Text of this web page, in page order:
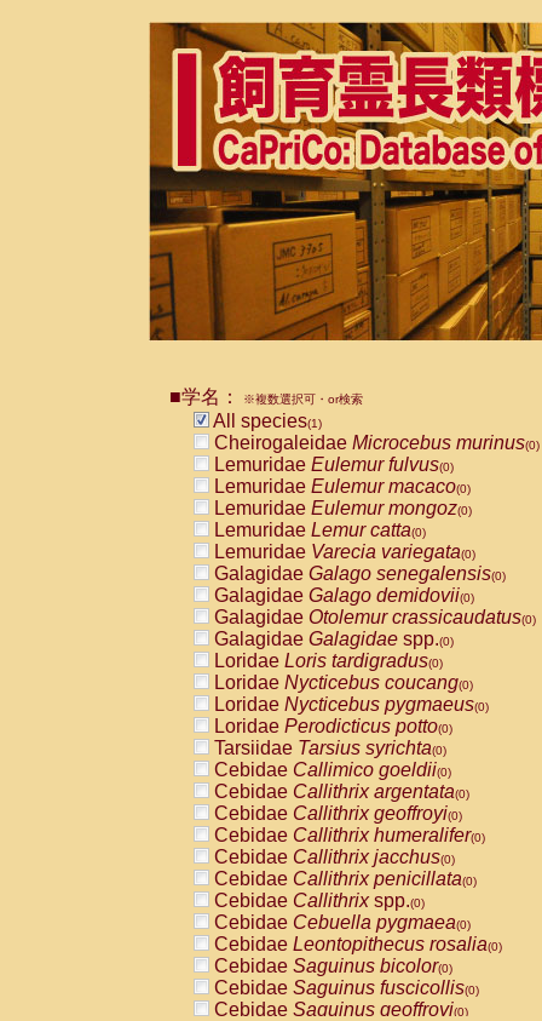
■学名： ※複数選択可・or検索
All species(1)
Cheirogaleidae Microcebus murinus(0)
Lemuridae Eulemur fulvus(0)
Lemuridae Eulemur macaco(0)
Lemuridae Eulemur mongoz(0)
Lemuridae Lemur catta(0)
Lemuridae Varecia variegata(0)
Galagidae Galago senegalensis(0)
Galagidae Galago demidovii(0)
Galagidae Otolemur crassicaudatus(0)
Galagidae Galagidae spp.(0)
Loridae Loris tardigradus(0)
Loridae Nycticebus coucang(0)
Loridae Nycticebus pygmaeus(0)
Loridae Perodicticus potto(0)
Tarsiidae Tarsius syrichta(0)
Cebidae Callimico goeldii(0)
Cebidae Callithrix argentata(0)
Cebidae Callithrix geoffroyi(0)
Cebidae Callithrix humeralifer(0)
Cebidae Callithrix jacchus(0)
Cebidae Callithrix penicillata(0)
Cebidae Callithrixspp.(0)
Cebidae Cebuella pygmaea(0)
Cebidae Leontopithecus rosalia(0)
Cebidae Saguinus bicolor(0)
Cebidae Saguinus fuscicollis(0)
Cebidae Saguinus geoffroyi(0)